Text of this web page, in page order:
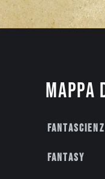
Fantasy